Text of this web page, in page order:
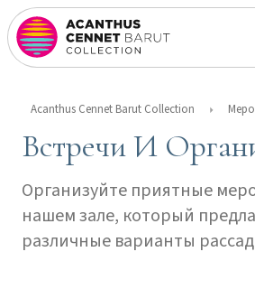
Acanthus Cennet Barut Collection
Встречи И
Организуйте приятные
нашем зале, который
различные варианты